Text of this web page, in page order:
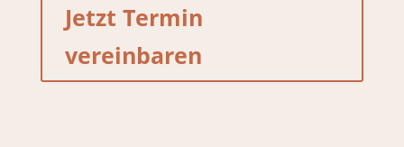
Jetzt Termin
vereinbaren